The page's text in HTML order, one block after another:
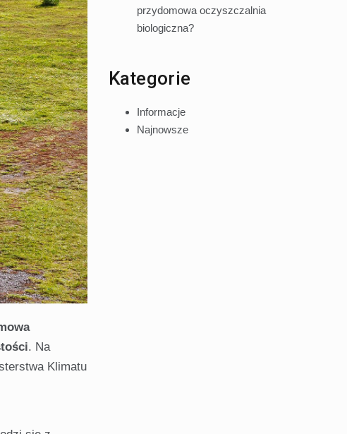
. Na
Klimatu
przydomowa oczyszczalnia
biologiczna?
Kategorie
Informacje
Najnowsze